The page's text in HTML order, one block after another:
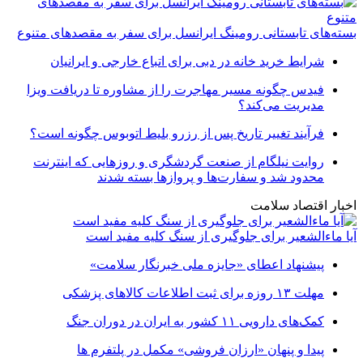
بسته‌های تابستانی رومینگ ایرانسل برای سفر به مقصدهای متنوع
شرایط خرید خانه در دبی برای اتباع خارجی و ایرانیان
فیدس چگونه مسیر مهاجرت را از مشاوره تا دریافت ویزا
مدیریت می‌کند؟
فرآیند تغییر تاریخ پس از رزرو بلیط اتوبوس چگونه است؟
روایت نیلگام از صنعت گردشگری و روزهایی که اینترنت
محدود شد و سفارت‌ها و پروازها بسته شدند
اخبار اقتصاد سلامت
آیا ماءالشعیر برای جلوگیری از سنگ کلیه مفید است
پیشنهاد اعطای «جایزه ملی خبرنگار سلامت»
مهلت ۱۳ روزه برای ثبت اطلاعات کالاهای پزشکی
کمک‌های دارویی ۱۱ کشور به ایران در دوران جنگ
پیدا و پنهان «ارزان فروشی» مکمل در پلتفرم ها